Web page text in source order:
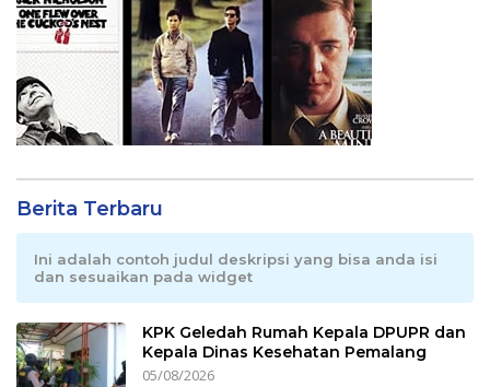
Berita Terbaru
Ini adalah contoh judul deskripsi yang bisa anda isi
dan sesuaikan pada widget
KPK Geledah Rumah Kepala DPUPR dan
Kepala Dinas Kesehatan Pemalang
05/08/2026